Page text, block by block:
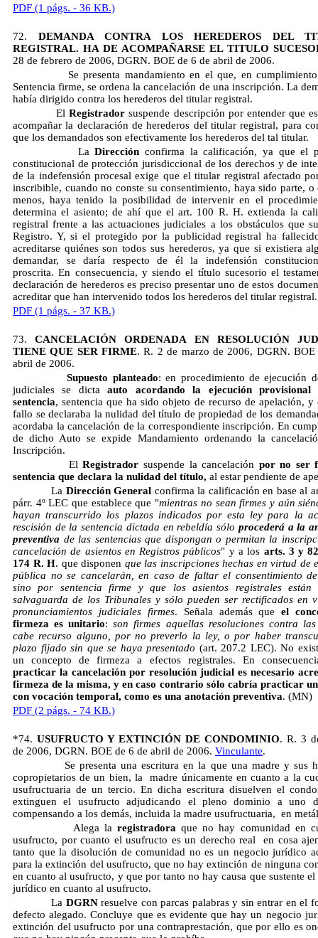
PDF (1 págs. - 36 KB.)
72. DEMANDA CONTRA LOS HEREDEROS DEL
REGISTRAL. HA DE ACOMPAÑARSE EL TITULO
28 de febrero de 2006, DGRN. BOE de 6 de abril de 2006.
Se presenta mandamiento en el que, en cumplimiento
Sentencia firme, se ordena la cancelación de una inscripción. La
había dirigido contra los herederos del titular registral.
ElRegistrador suspende descripción por entender que
acompañar la declaración de herederos del titular registral, para
que los demandados son efectivamente los herederos del tal titular.
LaDirección confirma la calificación, ya que el
constitucional de protección jurisdiccional de los derechos y de
de la indefensión procesal exige que el titular registral afectado
inscribible, cuando no conste su consentimiento, haya sido parte, o
menos, haya tenido la posibilidad de intervenir en el
determina el asiento; de ahí que el art. 100 R. H. extienda la
registral frente a las actuaciones judiciales a los obstáculos que
Registro. Y, si el protegido por la publicidad registral ha
acreditarse quiénes son todos sus herederos, ya que si existiera
demandar, se daría respecto de él la indefensión
proscrita. En consecuencia, y siendo el título sucesorio el
declaración de herederos es preciso presentar uno de estos
acreditar que han intervenido todos los herederos del titular
PDF (1 págs. - 37 KB.)
73.CANCELACIÓN ORDENADA EN RESOLUCIÓN
TIENE QUE SER FIRME.R. 2 de marzo de 2006, DGRN.
abril de 2006.
Supuesto planteado: en procedimiento de ejecución
judiciales se dictaauto acordando la ejecución provisional
sentencia, sentencia que ha sido objeto de recurso de apelación, y
fallo se declaraba la nulidad del título de propiedad de los
acordaba la cancelación de la correspondiente inscripción. En
de dicho Auto se expide Mandamiento ordenando la
Inscripción.
ElRegistrador suspende la cancelación por no ser
sentencia que declara la nulidad del título, al estar pendiente de
La Dirección General confirma la calificación en base al
párr. 4º LEC que establece que "mientras no sean firmes y aún
hayan transcurrido los plazos indicados por esta ley para la
rescisión de la sentencia dictada en rebeldía sólo procederá a la
preventiva de las sentencias que dispongan o permitan la
cancelación de asientos en Registros públicos" y a los arts. 3 y
174 R. H. que disponen que las inscripciones hechas en virtud de
pública no se cancelarán, en caso de faltar el consentimiento
sino por sentencia firme y que los asientos registrales
salvaguarda de los Tribunales y sólo pueden ser rectificados en
pronunciamientos judiciales firmes. Señala además queel
firmeza es unitario:son firmes aquellas resoluciones contra
cabe recurso alguno, por no preverlo la ley, o por haber
plazo fijado sin que se haya presentado (art. 207.2 LEC). No
un concepto de firmeza a efectos registrales. En
practicar la cancelación por resolución judicial es necesario
firmeza de la misma, y en caso contrario sólo cabría practicar
con vocación temporal, como es una anotación preventiva. (MN)
PDF (2 págs. - 74 KB.)
*74. USUFRUCTO Y EXTINCIÓN DE CONDOMINIO. R. 3
de 2006, DGRN. BOE de 6 de abril de 2006. Vinculante.
Se presenta una escritura en la que una madre y sus
copropietarios de un bien, la madre únicamente en cuanto a la
usufructuaria de un tercio. En dicha escritura disuelven el
extinguen el usufructo adjudicando el pleno dominio a uno
compensando a los demás, incluida la madre usufructuaria, en
Alega la registradora que no hay comunidad en
usufructo, por cuanto el usufructo es un derecho real en cosa
tanto que la disolución de comunidad no es un negocio jurídico
para la extinción del usufructo, que no hay extinción de ninguna
en cuanto al usufructo, y que por tanto no hay causa que sustente
jurídico en cuanto al usufructo.
La DGRNresuelve con parcas palabras y sin entrar en el
defecto alegado. Concluye que es evidente que hay un negocio
extinción del usufructo por una contraprestación, que por ello es